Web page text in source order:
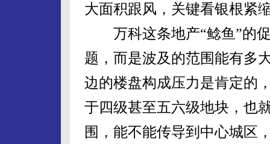
大面积跟风，关键看银根紧
万科这条地产“鲶鱼”的促
题，而是波及的范围能有多
边的楼盘构成压力是肯定的
于四级甚至五六级地块，也
围，能不能传导到中心城区